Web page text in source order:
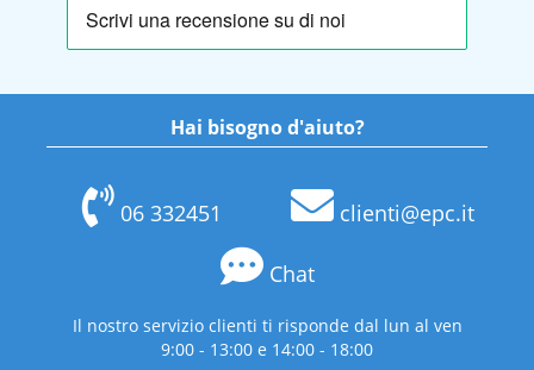
Hai bisogno d'aiuto?
06 332451 clienti@epc.it
Chat
Il nostro servizio clienti ti risponde dal lun al ven
9:00 - 13:00 e 14:00 - 18:00